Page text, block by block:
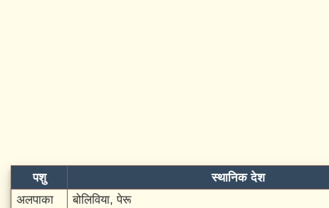
पशु स्थानिक देश
अलपाका
बोलिविया, पेरू